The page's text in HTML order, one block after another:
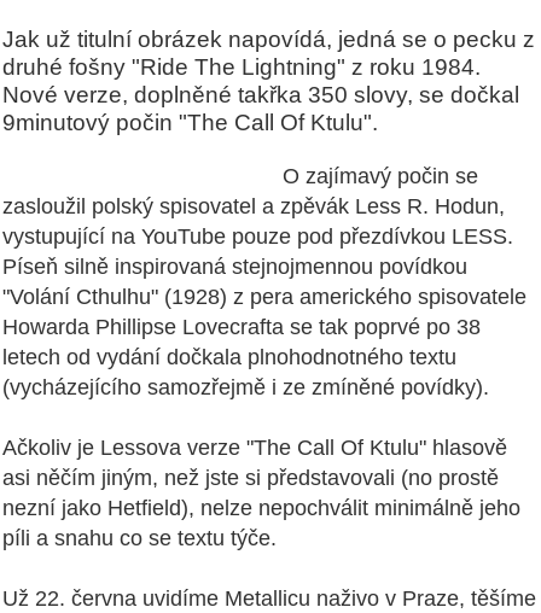
Jak už titulní obrázek napovídá, jedná se o pecku z
druhé fošny "Ride The Lightning" z roku 1984.
Nové verze, doplněné takřka 350 slovy, se dočkal
9minutový počin "The Call Of Ktulu".
O zajímavý počin se
zasloužil polský spisovatel a zpěvák Less R. Hodun,
vystupující na YouTube pouze pod přezdívkou LESS.
Píseň silně inspirovaná stejnojmennou povídkou
"Volání Cthulhu" (1928) z pera amerického spisovatele
Howarda Phillipse Lovecrafta se tak poprvé po 38
letech od vydání dočkala plnohodnotného textu
(vycházejícího samozřejmě i ze zmíněné povídky).
Ačkoliv je Lessova verze "The Call Of Ktulu" hlasově
asi něčím jiným, než jste si představovali (no prostě
nezní jako Hetfield), nelze nepochválit minimálně jeho
píli a snahu co se textu týče.
Už 22. června uvidíme Metallicu naživo v Praze, těšíme